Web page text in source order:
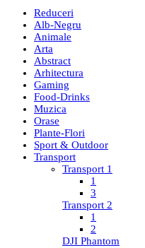
Reduceri
Alb-Negru
Animale
Arta
Abstract
Arhitectura
Gaming
Food-Drinks
Muzica
Orase
Plante-Flori
Sport & Outdoor
Transport
Transport 1
1
3
Transport 2
1
2
DJI Phantom